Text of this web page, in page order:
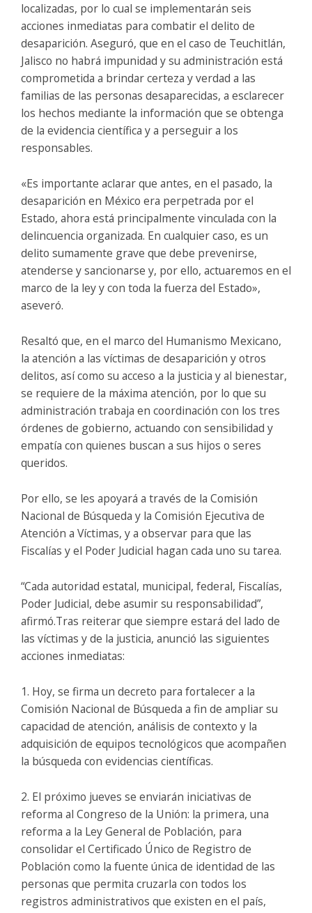
localizadas, por lo cual se implementarán seis
acciones inmediatas para combatir el delito de
desaparición. Aseguró, que en el caso de Teuchitlán,
Jalisco no habrá impunidad y su administración está
comprometida a brindar certeza y verdad a las
familias de las personas desaparecidas, a esclarecer
los hechos mediante la información que se obtenga
de la evidencia científica y a perseguir a los
responsables.
«Es importante aclarar que antes, en el pasado, la
desaparición en México era perpetrada por el
Estado, ahora está principalmente vinculada con la
delincuencia organizada. En cualquier caso, es un
delito sumamente grave que debe prevenirse,
atenderse y sancionarse y, por ello, actuaremos en el
marco de la ley y con toda la fuerza del Estado»,
aseveró.
Resaltó que, en el marco del Humanismo Mexicano,
la atención a las víctimas de desaparición y otros
delitos, así como su acceso a la justicia y al bienestar,
se requiere de la máxima atención, por lo que su
administración trabaja en coordinación con los tres
órdenes de gobierno, actuando con sensibilidad y
empatía con quienes buscan a sus hijos o seres
queridos.
Por ello, se les apoyará a través de la Comisión
Nacional de Búsqueda y la Comisión Ejecutiva de
Atención a Víctimas, y a observar para que las
Fiscalías y el Poder Judicial hagan cada uno su tarea.
“Cada autoridad estatal, municipal, federal, Fiscalías,
Poder Judicial, debe asumir su responsabilidad”,
afirmó.Tras reiterar que siempre estará del lado de
las víctimas y de la justicia, anunció las siguientes
acciones inmediatas:
1. Hoy, se firma un decreto para fortalecer a la
Comisión Nacional de Búsqueda a fin de ampliar su
capacidad de atención, análisis de contexto y la
adquisición de equipos tecnológicos que acompañen
la búsqueda con evidencias científicas.
2. El próximo jueves se enviarán iniciativas de
reforma al Congreso de la Unión: la primera, una
reforma a la Ley General de Población, para
consolidar el Certificado Único de Registro de
Población como la fuente única de identidad de las
personas que permita cruzarla con todos los
registros administrativos que existen en el país,